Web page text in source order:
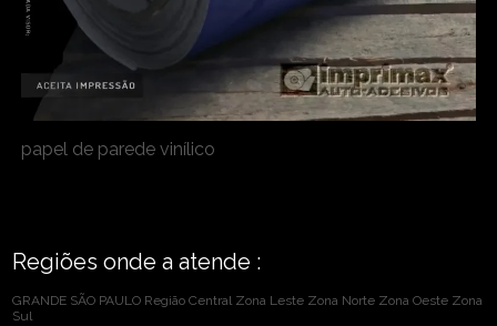
papel de parede vinílico
Regiões onde a atende :
GRANDE SÃO PAULO Região Central Zona Leste Zona Norte Zona Oeste Zona
Sul